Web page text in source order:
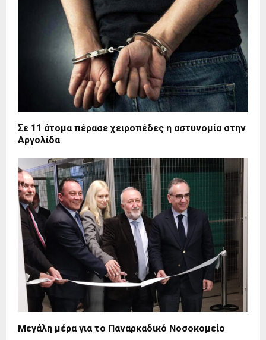
Σε 11 άτομα πέρασε χειροπέδες η αστυνομία στην
Αργολίδα
Μεγάλη μέρα για το Παναρκαδικό Νοσοκομείο